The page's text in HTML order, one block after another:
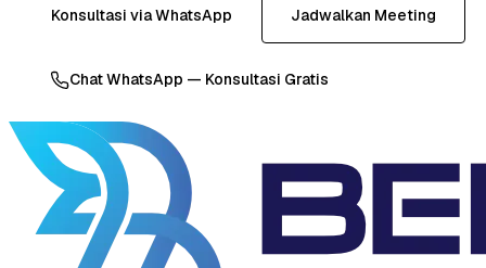
Konsultasi via WhatsApp Jadwalkan Meeting
Chat WhatsApp — Konsultasi Gratis